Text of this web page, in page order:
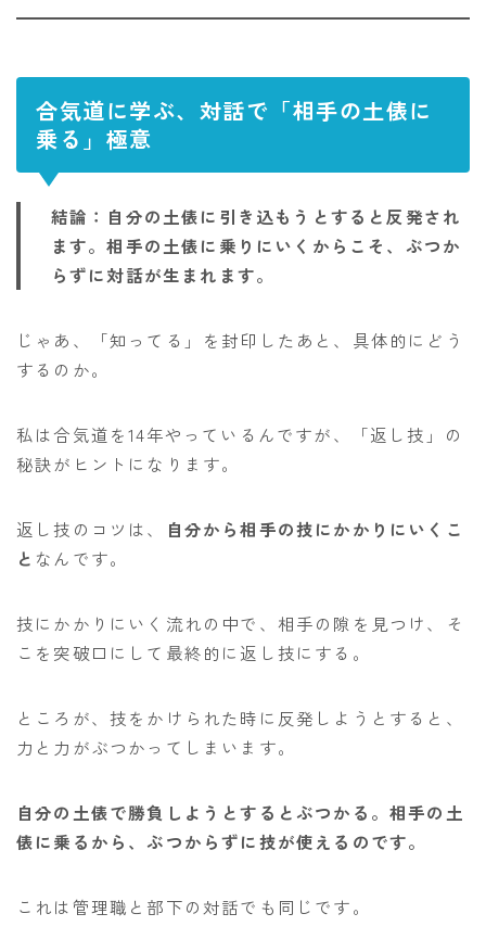
合気道に学ぶ、対話で「相手の土俵に
乗る」極意
結論：自分の土俵に引き込もうとすると反発され
ます。相手の土俵に乗りにいくからこそ、ぶつか
らずに対話が生まれます。
じゃあ、「知ってる」を封印したあと、具体的にどう
するのか。
私は合気道を14年やっているんですが、「返し技」の
秘訣がヒントになります。
返し技のコツは、
自分から相手の技にかかりにいくこ
と なんです。
技にかかりにいく流れの中で、相手の隙を見つけ、そ
こを突破口にして最終的に返し技にする。
ところが、技をかけられた時に反発しようとすると、
力と力がぶつかってしまいます。
自分の土俵で勝負しようとするとぶつかる。相手の土
俵に乗るから、ぶつからずに技が使えるのです。
これは管理職と部下の対話でも同じです。